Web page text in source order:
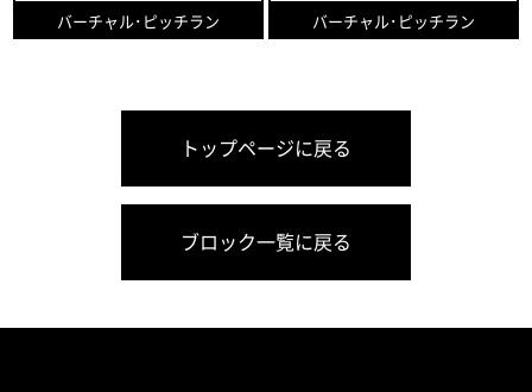
バーチャル･ピッチラン バーチャル･ピッチラン
トップページに戻る
ブロック一覧に戻る